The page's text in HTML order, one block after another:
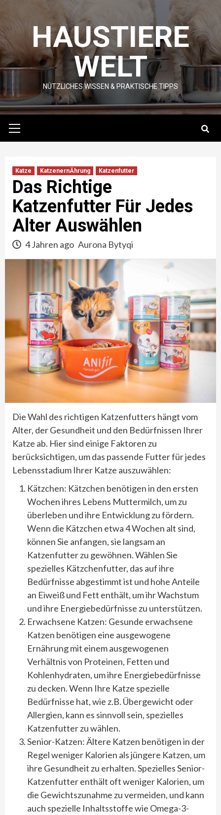
content HAUSTIERE
WELT
NÜTZLICHES WISSEN & PRAKTISCHE TIPPS
Menu
Katze KatzenernÄhrung Katzenfutter
Das Richtige
Katzenfutter Für Jedes
Alter Auswählen
4 Jahren ago Aurona Bytyqi
Die Wahl des richtigen Katzenfutters hängt vom
Alter, der Gesundheit und den Bedürfnissen Ihrer
Katze ab. Hier sind einige Faktoren zu
berücksichtigen, um das passende Futter für jedes
Lebensstadium Ihrer Katze auszuwählen:
Kätzchen: Kätzchen benötigen in den ersten
Wochen ihres Lebens Muttermilch, um zu
überleben und ihre Entwicklung zu fördern.
Wenn die Kätzchen etwa 4 Wochen alt sind,
können Sie anfangen, sie langsam an
Katzenfutter zu gewöhnen. Wählen Sie
spezielles Kätzchenfutter, das auf ihre
Bedürfnisse abgestimmt ist und hohe Anteile
an Eiweiß und Fett enthält, um ihr Wachstum
und ihre Energiebedürfnisse zu unterstützen.
Erwachsene Katzen: Gesunde erwachsene
Katzen benötigen eine ausgewogene
Ernährung mit einem ausgewogenen
Verhältnis von Proteinen, Fetten und
Kohlenhydraten, um ihre Energiebedürfnisse
zu decken. Wenn Ihre Katze spezielle
Bedürfnisse hat, wie z.B. Übergewicht oder
Allergien, kann es sinnvoll sein, spezielles
Katzenfutter zu wählen.
Senior-Katzen: Ältere Katzen benötigen in der
Regel weniger Kalorien als jüngere Katzen, um
ihre Gesundheit zu erhalten. Spezielles Senior-
Katzenfutter enthält oft weniger Kalorien, um
die Gewichtszunahme zu vermeiden, und kann
auch spezielle Inhaltsstoffe wie Omega-3-